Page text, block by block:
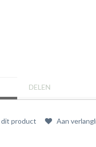
DELEN
dit product Aan